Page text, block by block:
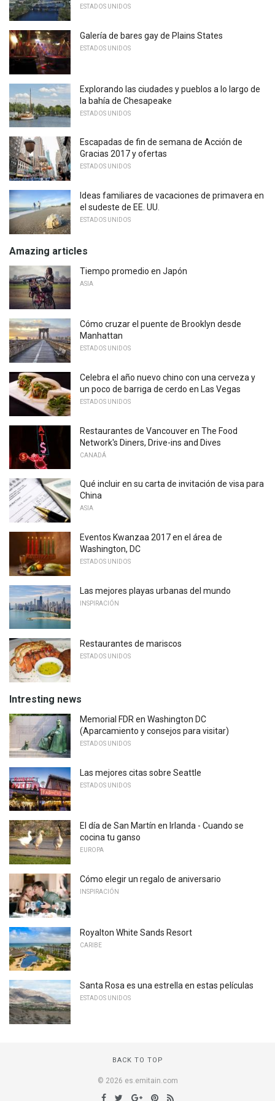
ESTADOS UNIDOS
Galería de bares gay de Plains States
ESTADOS UNIDOS
Explorando las ciudades y pueblos a lo largo de
la bahía de Chesapeake
ESTADOS UNIDOS
Escapadas de fin de semana de Acción de
Gracias 2017 y ofertas
ESTADOS UNIDOS
Ideas familiares de vacaciones de primavera en
el sudeste de EE. UU.
ESTADOS UNIDOS
Amazing articles
Tiempo promedio en Japón
ASIA
Cómo cruzar el puente de Brooklyn desde
Manhattan
ESTADOS UNIDOS
Celebra el año nuevo chino con una cerveza y
un poco de barriga de cerdo en Las Vegas
ESTADOS UNIDOS
Restaurantes de Vancouver en The Food
Network's Diners, Drive-ins and Dives
CANADÁ
Qué incluir en su carta de invitación de visa para
China
ASIA
Eventos Kwanzaa 2017 en el área de
Washington, DC
ESTADOS UNIDOS
Las mejores playas urbanas del mundo
INSPIRACIÓN
Restaurantes de mariscos
ESTADOS UNIDOS
Intresting news
Memorial FDR en Washington DC
(Aparcamiento y consejos para visitar)
ESTADOS UNIDOS
Las mejores citas sobre Seattle
ESTADOS UNIDOS
El día de San Martín en Irlanda - Cuando se
cocina tu ganso
EUROPA
Cómo elegir un regalo de aniversario
INSPIRACIÓN
Royalton White Sands Resort
CARIBE
Santa Rosa es una estrella en estas películas
ESTADOS UNIDOS
BACK TO TOP
© 2026 es.emitain.com